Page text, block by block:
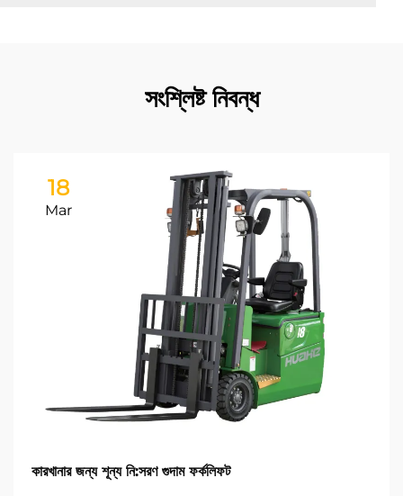
সংশ্লিষ্ট নিবন্ধ
18
Mar
কারখানার জন্য শূন্য নি:সরণ গুদাম ফর্কলিফট